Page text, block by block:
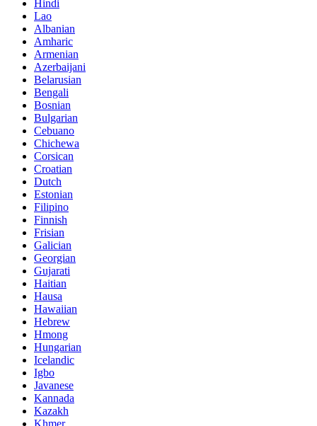
Hindi
Lao
Albanian
Amharic
Armenian
Azerbaijani
Belarusian
Bengali
Bosnian
Bulgarian
Cebuano
Chichewa
Corsican
Croatian
Dutch
Estonian
Filipino
Finnish
Frisian
Galician
Georgian
Gujarati
Haitian
Hausa
Hawaiian
Hebrew
Hmong
Hungarian
Icelandic
Igbo
Javanese
Kannada
Kazakh
Khmer